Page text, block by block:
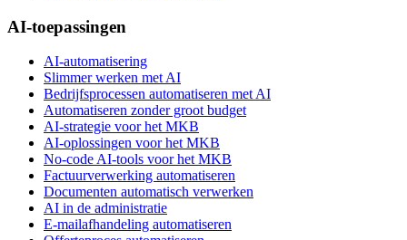
AI-toepassingen
AI-automatisering
Slimmer werken met AI
Bedrijfsprocessen automatiseren met AI
Automatiseren zonder groot budget
AI-strategie voor het MKB
AI-oplossingen voor het MKB
No-code AI-tools voor het MKB
Factuurverwerking automatiseren
Documenten automatisch verwerken
AI in de administratie
E-mailafhandeling automatiseren